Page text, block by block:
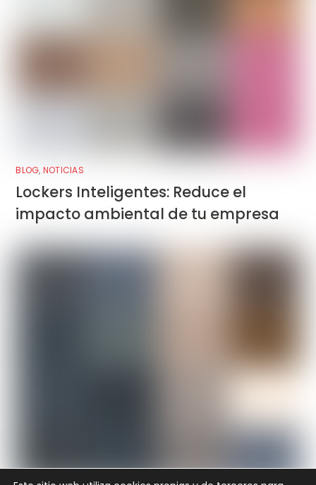
BLOG, NOTICIAS
Lockers Inteligentes: Reduce el
impacto ambiental de tu empresa